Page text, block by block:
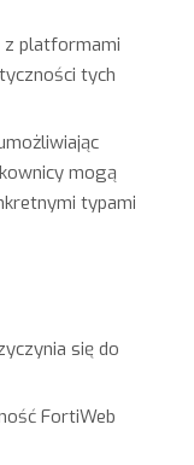
z platformami
tych
mogą
typami
się do
FortiWeb